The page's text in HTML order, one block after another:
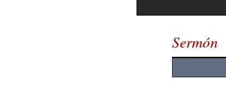
Sermón